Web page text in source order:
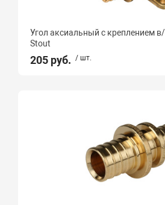
Угол аксиальный с креплением
Stout
205 руб. / шт.